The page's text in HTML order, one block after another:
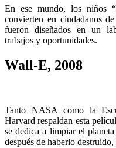
En ese mundo, los niños
convierten en ciudadanos
fueron diseñados en un
trabajos y oportunidades.
Wall-E, 2008
Tanto NASA como la
Harvard respaldan esta
se dedica a limpiar el
después de haberlo